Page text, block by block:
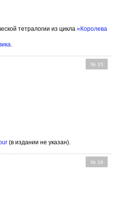
тетралогии из цикла «Королева
.
№ 15
(в издании не указан).
№ 16